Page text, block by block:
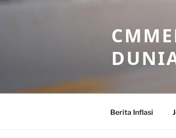
Skip
Berita Inflasi